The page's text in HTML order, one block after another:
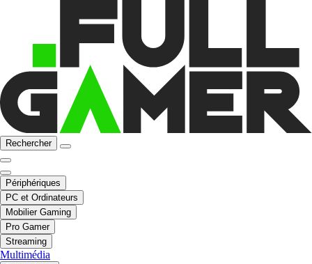
Rechercher
Périphériques
PC et Ordinateurs
Mobilier Gaming
Pro Gamer
Streaming
Multimédia